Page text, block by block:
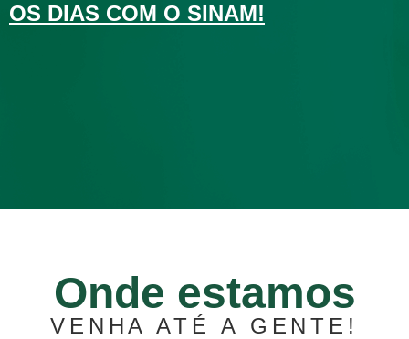
OS DIAS COM O SINAM!
Onde estamos
VENHA ATÉ A GENTE!